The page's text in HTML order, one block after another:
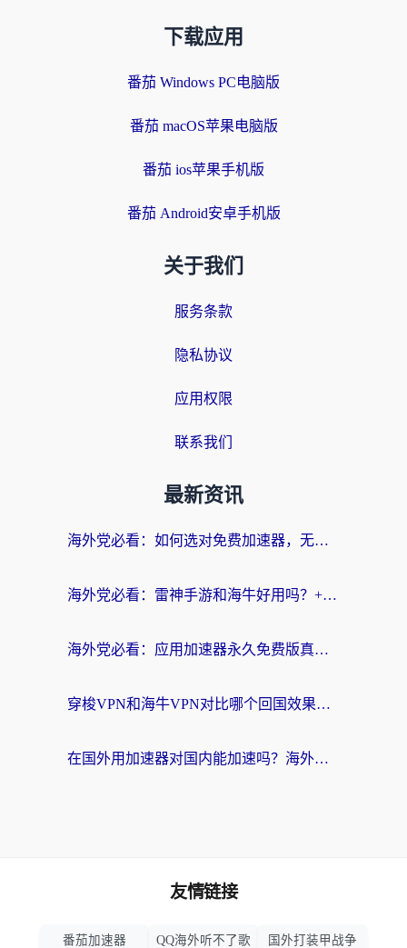
下载应用
番茄 Windows PC电脑版
番茄 macOS苹果电脑版
番茄 ios苹果手机版
番茄 Android安卓手机版
关于我们
服务条款
隐私协议
应用权限
联系我们
最新资讯
海外党必看：如何选对免费加速器，无缝访问国内资源不踩坑？
海外党必看：雷神手游和海牛好用吗？+3款热门加速器实测对比，附番茄加速器无缝回国指南
海外党必看：应用加速器永久免费版真的存在吗？教你选对回国加速器无缝刷国内资源
穿梭VPN和海牛VPN对比哪个回国效果更好？海外华人亲测3款热门加速器+避坑指南
在国外用加速器对国内能加速吗？海外党亲测有效的无缝访问指南
友情链接
番茄加速器 QQ海外听不了歌 国外打装甲战争